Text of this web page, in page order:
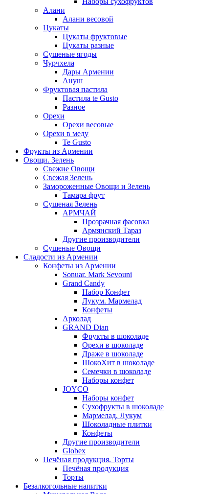
Алани
Алани весовой
Цукаты
Цукаты фруктовые
Цукаты разные
Сушеные ягоды
Чурчхела
Дары Армении
Ануш
Фруктовая пастила
Пастила te Gusto
Разное
Орехи
Орехи весовые
Орехи в меду
Te Gusto
Фрукты из Армении
Овощи. Зелень
Свежие Овощи
Свежая Зелень
Замороженные Овощи и Зелень
Тамара фрут
Сушеная Зелень
АРМЧАЙ
Прозрачная фасовка
Армянский Тараз
Другие производители
Сушеные Овощи
Сладости из Армении
Конфеты из Армении
Sonuar. Mark Sevouni
Grand Candy
Набор Конфет
Лукум. Мармелад
Конфеты
Арколад
GRAND Dian
Фрукты в шоколаде
Орехи в шоколаде
Драже в шоколаде
ШокоХит в шоколаде
Семечки в шоколаде
Наборы конфет
JOYCO
Наборы конфет
Сухофрукты в шоколаде
Мармелад. Лукум
Шоколадные плитки
Конфеты
Другие производители
Globex
Печёная продукция. Торты
Печёная продукция
Торты
Безалкогольные напитки